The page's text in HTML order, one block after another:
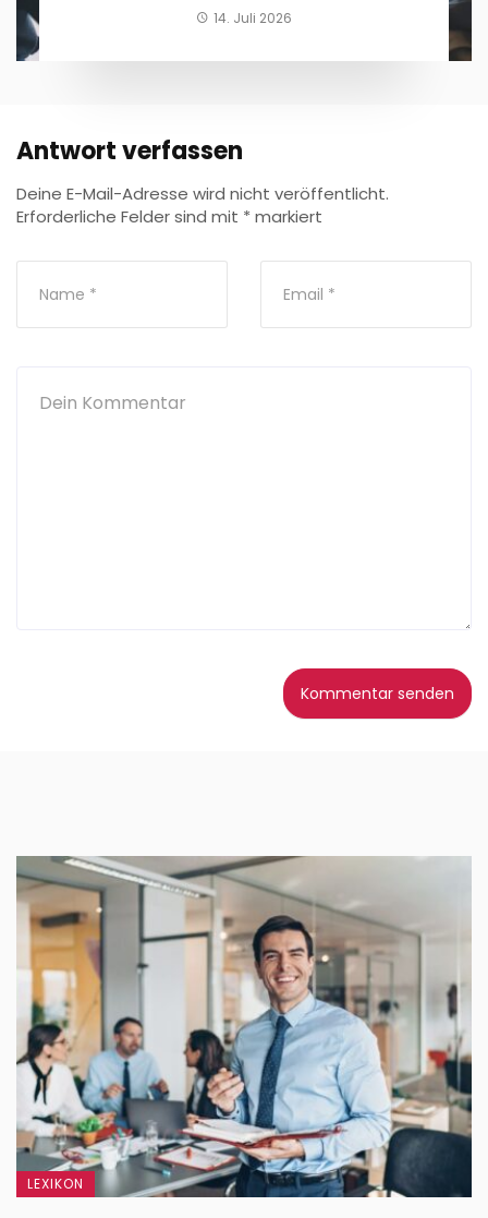
14. Juli 2026
Antwort verfassen
Deine E-Mail-Adresse wird nicht veröffentlicht.
Erforderliche Felder sind mit * markiert
LEXIKON